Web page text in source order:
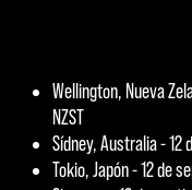
Wellington, Nueva
NZST
Sídney, Australia - 12
Tokio, Japón - 12 de